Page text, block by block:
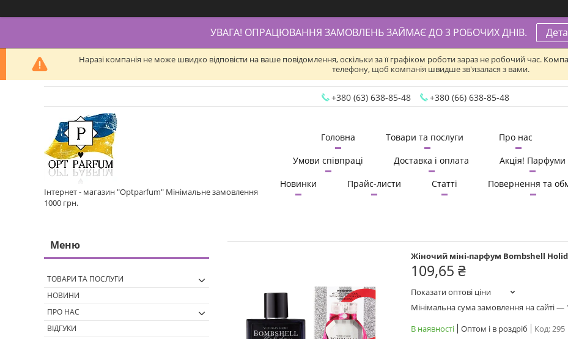
УВАГА! ОПРАЦЮВАННЯ ЗАМОВЛЕНЬ ЗАЙМАЄ ДО 3 РОБОЧИХ ДНІВ.
Наразі компанія не може швидко відповісти на ваше повідомлення, оскільки за її графіком роботи зараз не робочий час.
телефону, щоб компанія швидше зв'язалася з вами.
+380 (63) 638-85-48 +380 (66) 638-85-48
Інтернет - магазин "Optparfum" Мінімальне замовлення
1000 грн.
Головна Товари та послуги
Про нас
Умови співпраці
Доставка і оплата
Акція! Парфуми
Новинки
Прайс-листи Статті Повернення та
Жіночий міні-парфум Bombshell
109,65 ₴
Показати оптові ціни
Мінімальна сума замовлення на сайті —
В наявності
Оптом і в роздріб Код:295
ТОВАРИ ТА ПОСЛУГИ
НОВИНИ
ПРО НАС
ВІДГУКИ